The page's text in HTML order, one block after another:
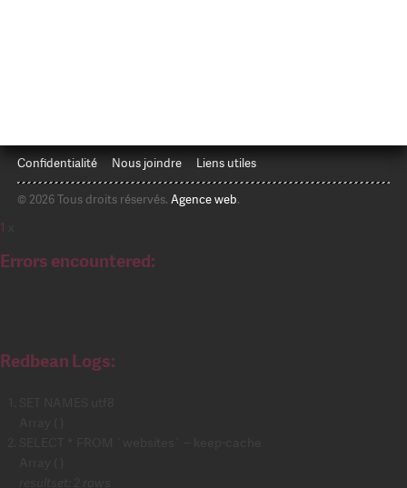
Confidentialité Nous joindre Liens utiles
© 2026 Tous droits réservés. Agence web.
1
Errors encountered:
Redbean Logs: